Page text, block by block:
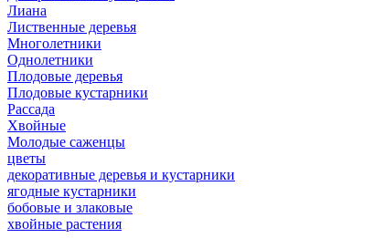
Лиана
Лиственные деревья
Многолетники
Однолетники
Плодовые деревья
Плодовые кустарники
Рассада
Хвойные
Молодые саженцы
цветы
декоративные деревья и кустарники
ягодные кустарники
бобовые и злаковые
хвойные растения